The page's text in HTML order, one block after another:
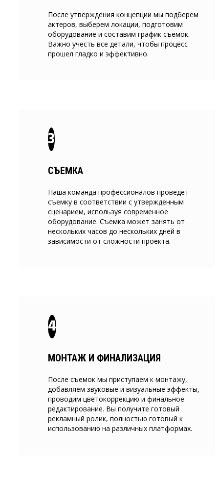
После утверждения концепции мы подберем
актеров, выберем локации, подготовим
оборудование и составим график съемок.
Важно учесть все детали, чтобы процесс
прошел гладко и эффективно.
СЪЕМКА
Наша команда профессионалов проведет
съемку в соответствии с утвержденным
сценарием, используя современное
оборудование. Съемка может занять от
нескольких часов до нескольких дней в
зависимости от сложности проекта.
МОНТАЖ И ФИНАЛИЗАЦИЯ
После съемок мы приступаем к монтажу,
добавляем звуковые и визуальные эффекты,
проводим цветокоррекцию и финальное
редактирование. Вы получите готовый
рекламный ролик, полностью готовый к
использованию на различных платформах.